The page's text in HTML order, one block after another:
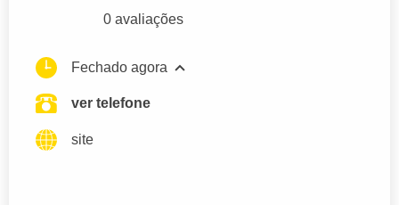
0 avaliações
Fechado agora
ver telefone
site